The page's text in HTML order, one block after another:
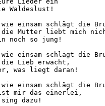
Waldeslust!
einsam schlägt die
die Mutter liebt mich
noch so jung!
einsam schlägt die
Lieb erwacht,
was liegt daran!
einsam schlägt die
ist mir das einerlei,
dazu!